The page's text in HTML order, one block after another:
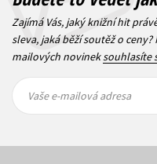
Zajímá Vás, jaký knižní hit
sleva, jaká běží soutěž o
mailových novineksouhlasíte
mailová
mailová
Vaše e-mailová adresa